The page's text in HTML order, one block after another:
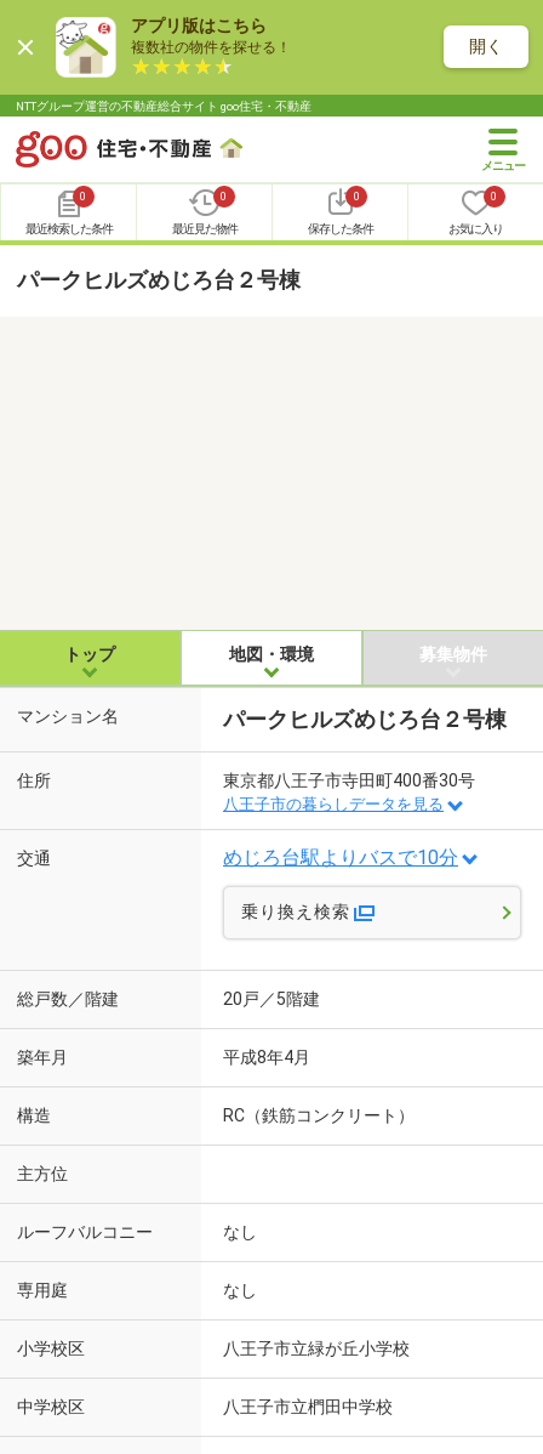
アプリ版はこちら
複数社の物件を探せる！ 開く
NTTグループ運営の不動産総合サイト goo住宅・不動産
0
最近検索した条件
0
最近見た物件
0
保存した条件
0
お気に入り
パークヒルズめじろ台２号棟
トップ 地図・環境 募集物件
マンション名 パークヒルズめじろ台２号棟
住所 東京都八王子市寺田町400番30号
八王子市の暮らしデータを見る
交通 めじろ台駅よりバスで10分
乗り換え検索
総戸数／階建 20戸／5階建
築年月 平成8年4月
構造 RC（鉄筋コンクリート）
主方位
ルーフバルコニー なし
専用庭 なし
小学校区 八王子市立緑が丘小学校
中学校区 八王子市立椚田中学校